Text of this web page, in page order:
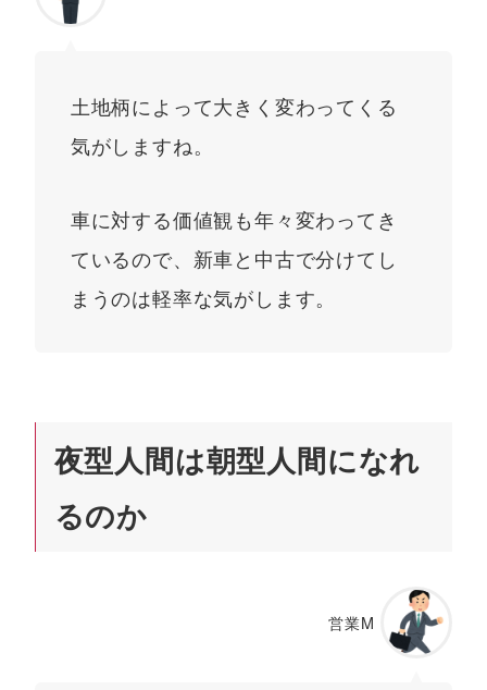
土地柄によって大きく変わってくる
気がしますね。
車に対する価値観も年々変わってき
ているので、新車と中古で分けてし
まうのは軽率な気がします。
夜型人間は朝型人間になれ
るのか
営業M